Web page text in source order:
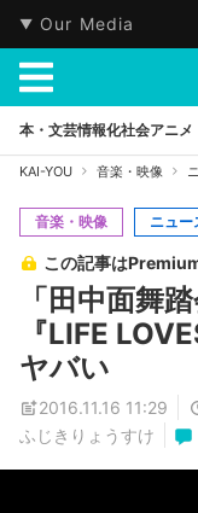
Our Media
本・文芸情報化社会アニメ
KAI-YOU 音楽・映像
音楽・映像 ニュー
この記事は
「田中面舞
『LIFE
ヤバい
2016.11.16 11:29
ふじきりょうすけ